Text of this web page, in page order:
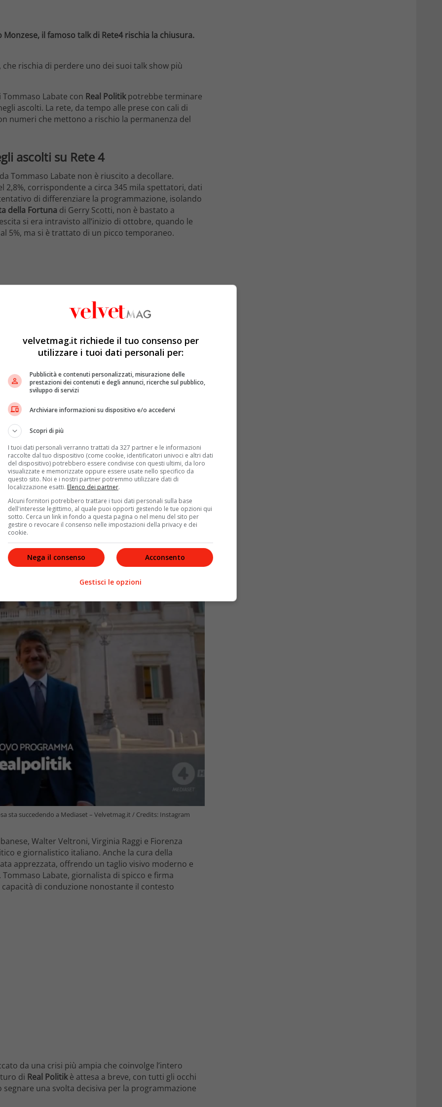
il famoso talk di Rete4 rischia la chiusura.
rischia di perdere uno dei suoi talk show più
Labate con Real Politikpotrebbe terminare
ascolti. La rete, da tempo alle prese con cali di
numeri che mettono a rischio la permanenza del
ascolti su Rete 4
Tommaso Labate non è riuscito a decollare.
corrispondente a circa 345 mila spettatori, dati
di differenziare la programmazione, isolando
della Fortuna di Gerry Scotti, non è bastato a
si era intravisto all’inizio di ottobre, quando le
5%, ma si è trattato di un picco temporaneo.
a scendere, confermando la difficoltà di
Il problema non riguarda soltantoReal Politik
quelli condotti da Del Debbio, Porro, Berlinguer e
In particolare, Giordano ha subito un trasloco di
proprio per fare spazio al talk di Labate. Tuttavia,
degli ascolti coinvolge ormai trasversalmente
diFuori dal coronel segmento infrasettimanale,
spettatori di Labate. Un ritorno così segnerebbe
addio anticipato di Real Politikgià entro le festività
su Rete 4 volti e contenuti nuovi, mai visti
sta succedendo a Mediaset – Velvetmag.it / Credits: Instagram
Walter Veltroni, Virginia Raggi e Fiorenza
e giornalistico italiano. Anche la cura della
apprezzata, offrendo un taglio visivo moderno e
Labate, giornalista di spicco e firma
di conduzione nonostante il contesto
da una crisi più ampia che coinvolge l’intero
di Real Politikè attesa a breve, con tutti gli occhi
una svolta decisiva per la programmazione
velvetmag.it richiede il tuo consenso per
utilizzare i tuoi dati personali per:
Pubblicità e contenuti personalizzati, misurazione delle
prestazioni dei contenuti e degli annunci, ricerche sul pubblico,
sviluppo di servizi
Archiviare informazioni su dispositivo e/o accedervi
Scopri di più
I tuoi dati personali verranno trattati da 327 partner e le informazioni
raccolte dal tuo dispositivo (come cookie, identificatori univoci e altri dati
del dispositivo) potrebbero essere condivise con questi ultimi, da loro
visualizzate e memorizzate oppure essere usate nello specifico da
questo sito. Noi e i nostri partner potremmo utilizzare dati di
localizzazione esatti. Elenco dei partner.
Alcuni fornitori potrebbero trattare i tuoi dati personali sulla base
dell'interesse legittimo, al quale puoi opporti gestendo le tue opzioni qui
sotto. Cerca un link in fondo a questa pagina o nel menu del sito per
gestire o revocare il consenso nelle impostazioni della privacy e dei
cookie.
Acconsento
Nega il consenso
Gestisci le opzioni